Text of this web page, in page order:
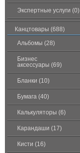
Экспертные услуги (0)
Канцтовары (688)
Альбомы (28)
Бизнес
аксессуары (69)
Бланки (10)
Бумага (40)
Калькуляторы (6)
Карандаши (17)
Кисти (16)